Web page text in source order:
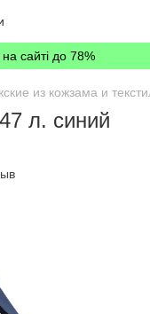
сайті до 78%
из кожзама и
л. синий